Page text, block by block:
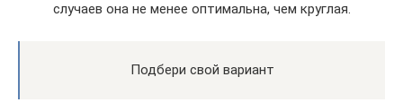
случаев она не менее оптимальна, чем круглая.
Подбери свой вариант